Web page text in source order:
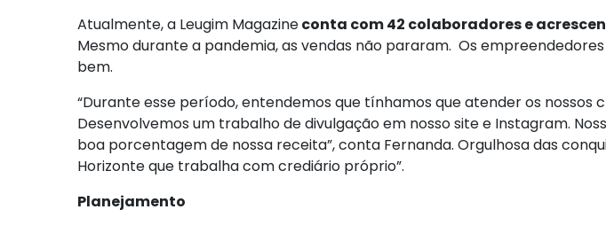
Atualmente, a Leugim Magazineconta com 42 colaboradores e
Mesmo durante a pandemia, as vendas não pararam. Os
bem.
“Durante esse período, entendemos que tínhamos que atender os nossos
Desenvolvemos um trabalho de divulgação em nosso site e Instagram.
boa porcentagem de nossa receita”, conta Fernanda. Orgulhosa das
Horizonte que trabalha com crediário próprio”.
Planejamento